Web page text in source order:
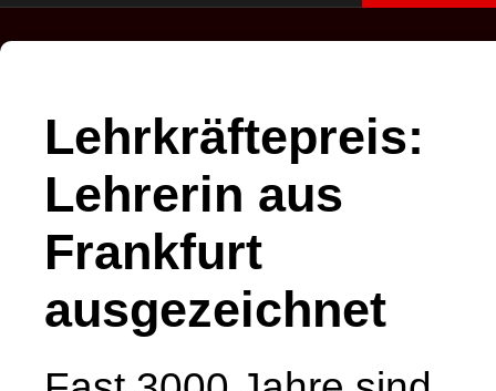
Lehrkräftepreis:
Lehrerin aus
Frankfurt
ausgezeichnet